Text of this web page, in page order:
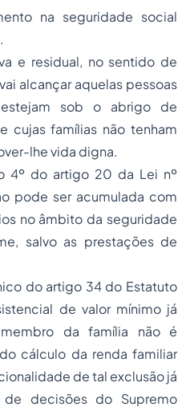
na seguridade social
e residual, no sentido de
alcançar aquelas pessoas
sob o abrigo de
cujas famílias não tenham
lhe vida digna.
4º do artigo 20 da Lei nº
pode ser acumulada com
no âmbito da seguridade
salvo as prestações de
do artigo 34 do Estatuto
de valor mínimo já
da família não é
cálculo da renda familiar
de tal exclusão já
decisões do Supremo